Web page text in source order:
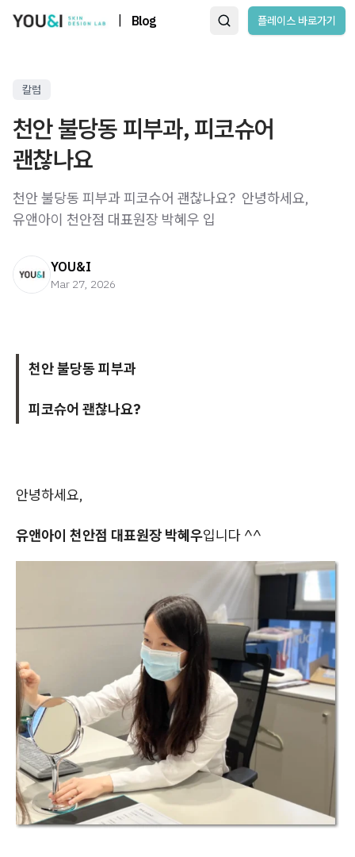
Blog 플레이스 바로가기
칼럼
천안 불당동 피부과, 피코슈어
괜찮나요
천안 불당동 피부과 피코슈어 괜찮나요? ​ 안녕하세요,
유앤아이 천안점 대표원장 박혜우 입
YOU&I
Mar 27, 2026
천안 불당동 피부과
피코슈어 괜찮나요?
안녕하세요,
유앤아이 천안점 대표원장 박혜우입니다 ^^